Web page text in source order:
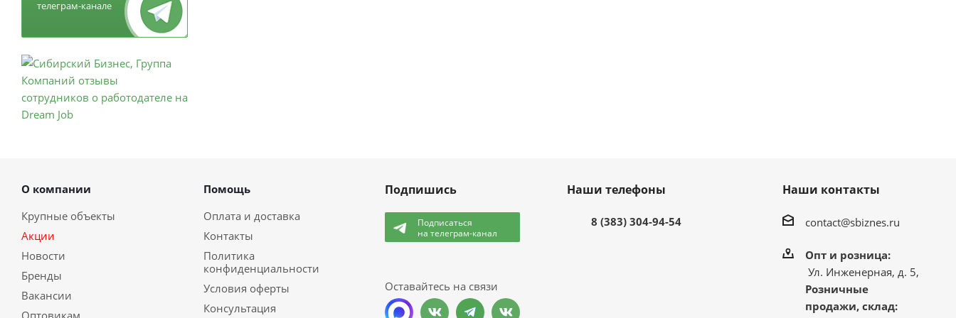
телеграм-канале
О компании
Крупные объекты
Акции
Новости
Бренды
Вакансии
Оптовикам
Помощь
Оплата и доставка
Контакты
Политика
конфиденциальности
Условия оферты
Консультация
Подпишись
Подписаться
на телеграм-канал
Оставайтесь на связи
Наши телефоны
8 (383) 304-94-54
Наши контакты
contact@sbiznes.ru
Опт и розница:
Ул. Инженерная, д. 5,
Розничные
продажи, склад: